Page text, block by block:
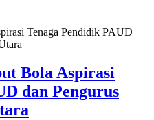
Bola Aspirasi
dan Pengurus